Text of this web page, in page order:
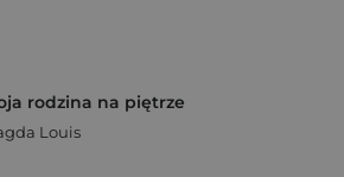
rodzina na piętrze
Louis